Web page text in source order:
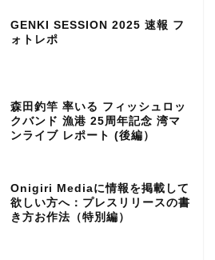
GENKI SESSION 2025 速報 フ
ォトレポ
森田釣竿 率いる フィッシュロッ
クバンド 漁港 25周年記念 湾マ
ンライブ レポート (後編）
Onigiri Mediaに情報を掲載して
欲しい方へ：プレスリリースの書
き方お作法（特別編）